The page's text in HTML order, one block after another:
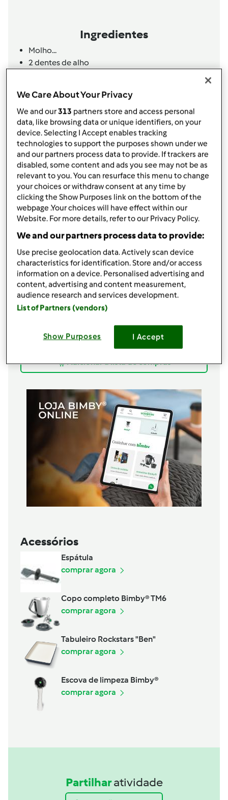
Ingredientes
Molho...
2 dentes de alho
salsa
1 folha de louro
2 piri-piris
2 caldos knorr de galinha
250 gr. polpa tomate
1 colher sopa molho inglês
0.33 cerveja
150 gr. vinho branco
50 gr. whisky
30 gr. maizena
100 gr. água
Francesinha
melhor)
Bife (dizer que é para francesinha, para ser 1 bife
baixinho e tenro) ou carne assada
salsicha fresca
fiambre
queijo laminado (cobrir todo o pão com o
Adicionar à lista de compras
Acessórios
Espátula
comprar agora
Copo completo Bimby® TM6
comprar agora
Tabuleiro Rockstars "Ben"
comprar agora
Escova de limpeza Bimby®
comprar agora
Partilharatividade
We Care About Your Privacy
We and our313 partners store and access personal
data, like browsing data or unique identifiers, on your
device. Selecting I Accept enables tracking
technologies to support the purposes shown under we
and our partners process data to provide. If trackers are
disabled, some content and ads you see may not be as
relevant to you. You can resurface this menu to change
your choices or withdraw consent at any time by
clicking the Show Purposes link on the bottom of the
webpage .Your choices will have effect within our
Website. For more details, refer to our Privacy Policy.
We and our partners process data to provide:
Use precise geolocation data. Actively scan device
characteristics for identification. Store and/or access
information on a device. Personalised advertising and
content, advertising and content measurement,
audience research and services development.
List of Partners (vendors)
Show Purposes I Accept